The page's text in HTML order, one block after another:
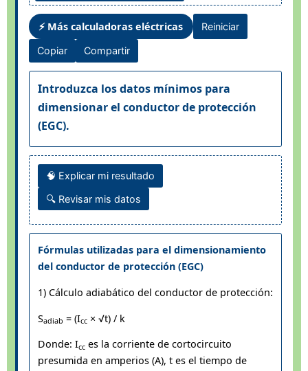
⚡ Más calculadoras eléctricas Reiniciar
Copiar Compartir
Introduzca los datos mínimos para
dimensionar el conductor de protección
(EGC).
🧠 Explicar mi resultado
🔍 Revisar mis datos
Fórmulas utilizadas para el dimensionamiento
del conductor de protección (EGC)
1) Cálculo adiabático del conductor de protección:
Sadiab = (Icc × √t) / k
Donde: Icc es la corriente de cortocircuito
presumida en amperios (A), t es el tiempo de